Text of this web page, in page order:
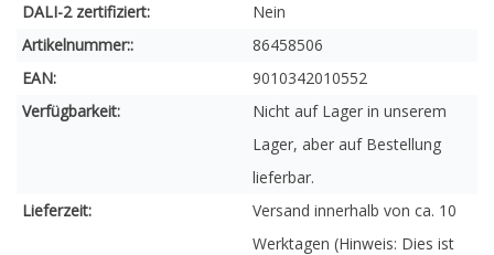
DALI-2 zertifiziert:
Nein
Artikelnummer::
86458506
EAN:
9010342010552
Verfügbarkeit:
Nicht auf Lager in unserem
Lager, aber auf Bestellung
lieferbar.
Lieferzeit:
Versand innerhalb von ca. 10
Werktagen (Hinweis: Dies ist